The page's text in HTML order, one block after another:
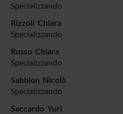
Specializzando
Rizzoli Chiara
Specializzando
Russo Chiara
Specializzando
Sabbion Nicolò
Specializzando
Saccardo Yuri